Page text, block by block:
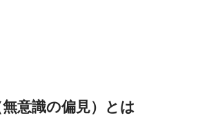
意識の偏見）とは